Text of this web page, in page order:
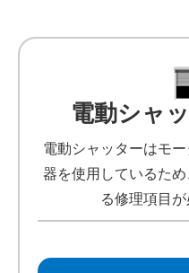
電動シャ
電動シャッターはモ
器を使用しているた
る修理項目が